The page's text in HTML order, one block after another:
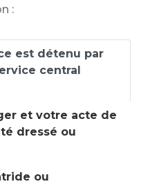
:
est détenu par
central
et votre acte de
dressé ou
ou